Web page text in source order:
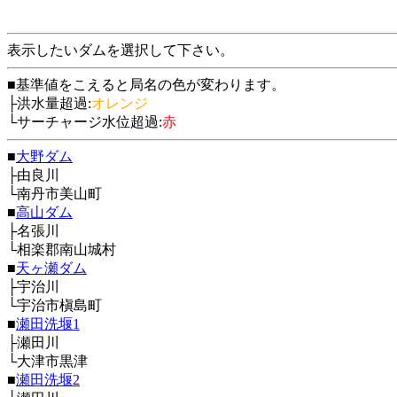
表示したいダムを選択して下さい。
■基準値をこえると局名の色が変わります。
├洪水量超過:オレンジ
└サーチャージ水位超過:赤
■大野ダム
├由良川
└南丹市美山町
■高山ダム
├名張川
└相楽郡南山城村
■天ヶ瀬ダム
├宇治川
└宇治市槇島町
■瀬田洗堰1
├瀬田川
└大津市黒津
■瀬田洗堰2